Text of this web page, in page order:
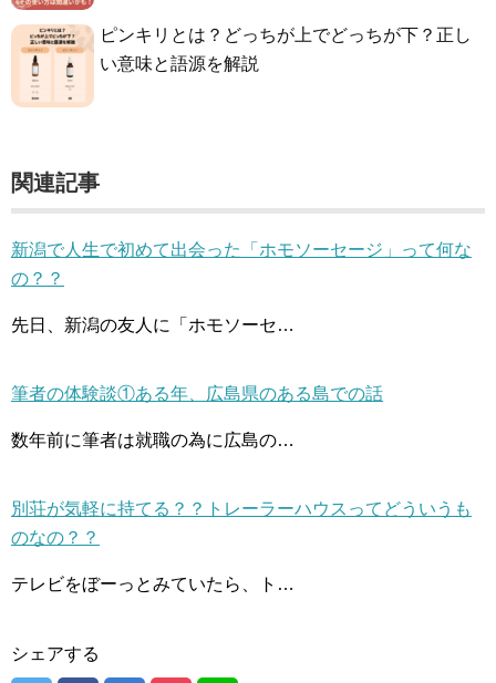
ピンキリとは？どっちが上でどっちが下？正し
い意味と語源を解説
関連記事
新潟で人生で初めて出会った「ホモソーセージ」って何な
の？？
先日、新潟の友人に「ホモソーセ…
筆者の体験談①ある年、広島県のある島での話
数年前に筆者は就職の為に広島の…
別荘が気軽に持てる？？トレーラーハウスってどういうも
のなの？？
テレビをぼーっとみていたら、ト…
シェアする